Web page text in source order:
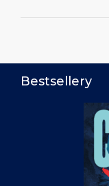
Bestsellery